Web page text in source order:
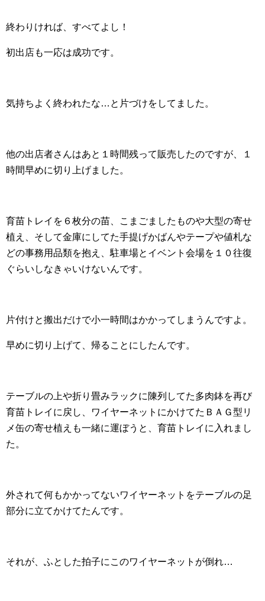
終わりければ、すべてよし！
初出店も一応は成功です。
気持ちよく終われたな…と片づけをしてました。
他の出店者さんはあと１時間残って販売したのですが、１
時間早めに切り上げました。
育苗トレイを６枚分の苗、こまごましたものや大型の寄せ
植え、そして金庫にしてた手提げかばんやテープや値札な
どの事務用品類を抱え、駐車場とイベント会場を１０往復
ぐらいしなきゃいけないんです。
片付けと搬出だけで小一時間はかかってしまうんですよ。
早めに切り上げて、帰ることにしたんです。
テーブルの上や折り畳みラックに陳列してた多肉鉢を再び
育苗トレイに戻し、ワイヤーネットにかけてたＢＡＧ型リ
メ缶の寄せ植えも一緒に運ぼうと、育苗トレイに入れまし
た。
外されて何もかかってないワイヤーネットをテーブルの足
部分に立てかけてたんです。
それが、ふとした拍子にこのワイヤーネットが倒れ…